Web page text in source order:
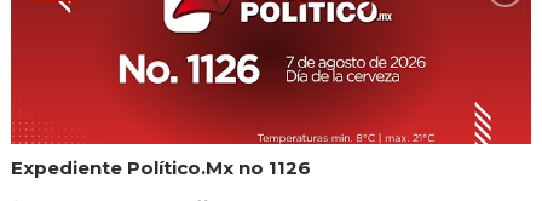
Expediente Político.Mx no 1126